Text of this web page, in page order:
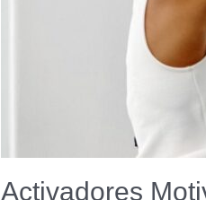
Activadores